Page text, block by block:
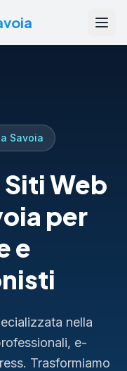
Savoia
Web
per
e
nella
e-
Trasformiamo